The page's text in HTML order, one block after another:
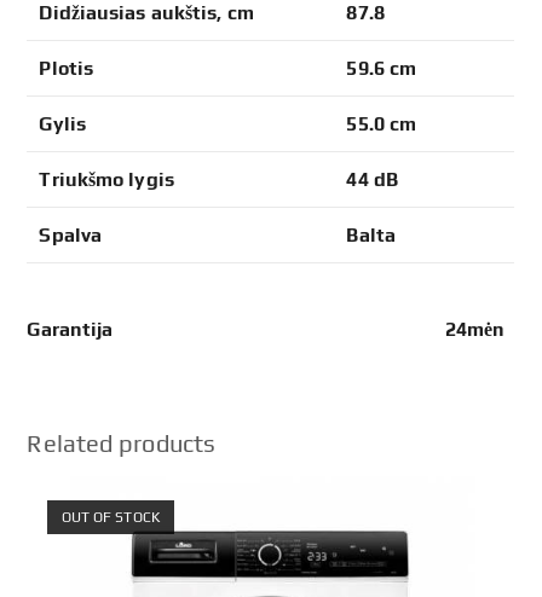
Didžiausias aukštis, cm 87.8
Plotis 59.6 cm
Gylis 55.0 cm
Triukšmo lygis 44 dB
Spalva Balta
Garantija 24mėn
Related products
OUT OF STOCK